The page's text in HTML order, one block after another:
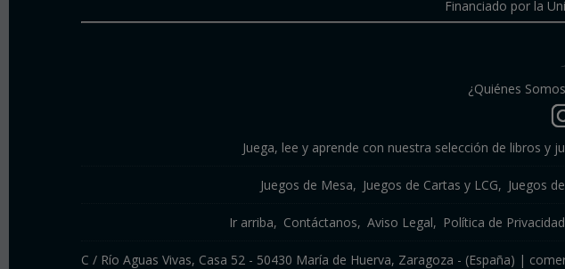
Financiado por la
¿Quiénes
Juega, lee y aprende con nuestra selección de libros y
Juegos de Mesa Juegos de Cartas y LCG Juegos
Ir arriba Contáctanos Aviso Legal Política de Privacidad
C / Río Aguas Vivas, Casa 52 - 50430 María de Huerva, Zaragoza - (España) |